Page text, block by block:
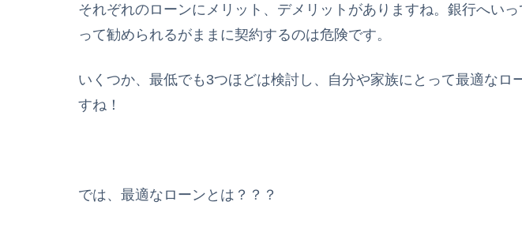
それぞれのローンにメリット、デメリットがありますね。銀行へい
って勧められるがままに契約するのは危険です。
いくつか、最低でも3つほどは検討し、自分や家族にとって最適なロ
すね！
では、最適なローンとは？？？